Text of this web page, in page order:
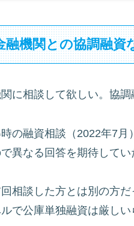
機関との協調融資
に相談して欲しい。協
の融資相談（2022年7
異なる回答を期待してい
相談した方とは別の方
で公庫単独融資は厳しい